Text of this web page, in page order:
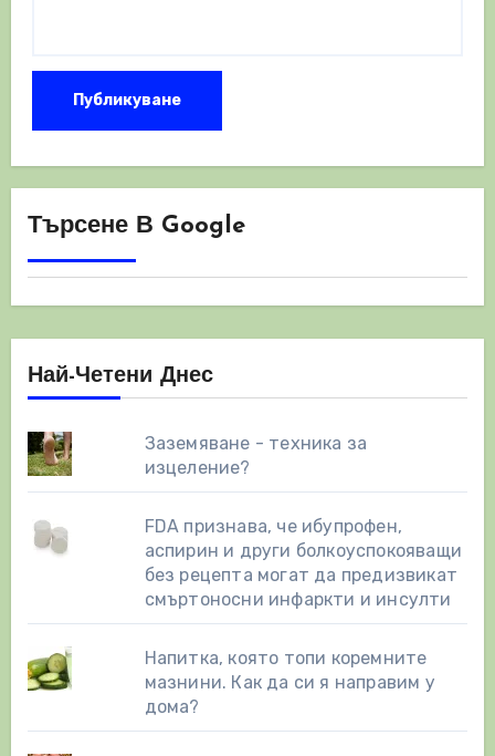
Търсене В Google
Най-Четени Днес
Заземяване - техника за
изцеление?
FDA признава, че ибупрофен,
аспирин и други болкоуспокояващи
без рецепта могат да предизвикат
смъртоносни инфаркти и инсулти
Напитка, която топи коремните
мазнини. Как да си я направим у
дома?